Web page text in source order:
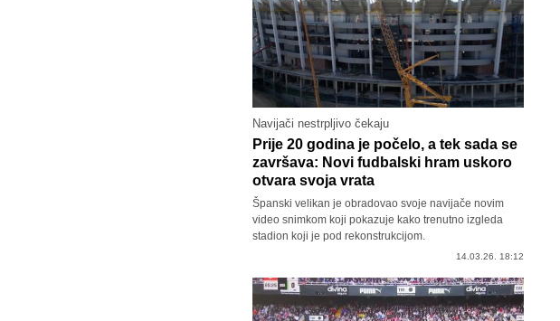
Navijači nestrpljivo čekaju
Prije 20 godina je počelo, a tek sada se
završava: Novi fudbalski hram uskoro
otvara svoja vrata
Španski velikan je obradovao svoje navijače novim
video snimkom koji pokazuje kako trenutno izgleda
stadion koji je pod rekonstrukcijom.
14.03.26. 18:12